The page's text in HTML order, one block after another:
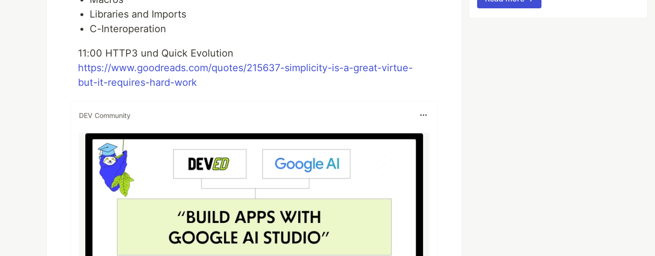
Libraries and Imports
C-Interoperation
11:00 HTTP3 und Quick Evolution
https://www.goodreads.com/quotes/215637-simplicity-is-a-great-virtue-
but-it-requires-hard-work
DEV Community